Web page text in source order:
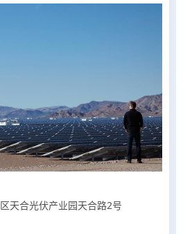
天合光伏产业园天合路2号